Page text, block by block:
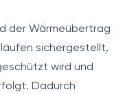
der Wärmeübertrag
sichergestellt,
wird und
Dadurch